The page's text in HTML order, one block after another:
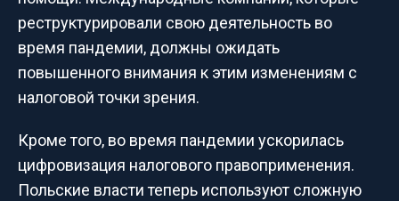
реструктурировали свою деятельность во
время пандемии, должны ожидать
повышенного внимания к этим изменениям с
налоговой точки зрения.
Кроме того, во время пандемии ускорилась
цифровизация налогового правоприменения.
Польские власти теперь используют сложную